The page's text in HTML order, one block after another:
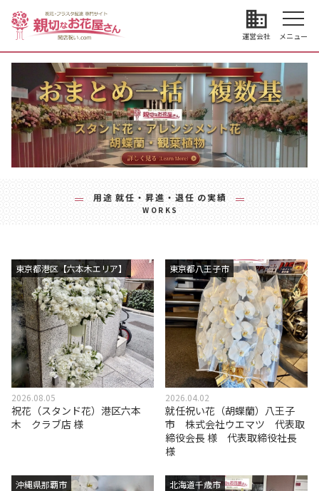
business
運営会社 メニュー
用途 就任・昇進・退任 の実績
WORKS
東京都港区【六本木エリア】
2026.08.05
祝花（スタンド花）港区六本
木 クラブ店 様
東京都八王子市
2026.04.02
就任祝い花（胡蝶蘭）八王子
市 株式会社ウエマツ 代表取
締役会長 様 代表取締役社長
様
沖縄県那覇市 北海道千歳市